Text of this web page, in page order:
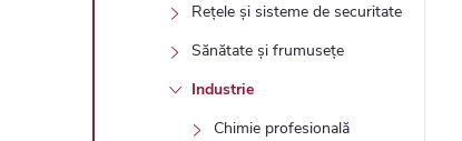
Rețele și sisteme de securitate
Sănătate și frumusețe
Industrie
Chimie profesională